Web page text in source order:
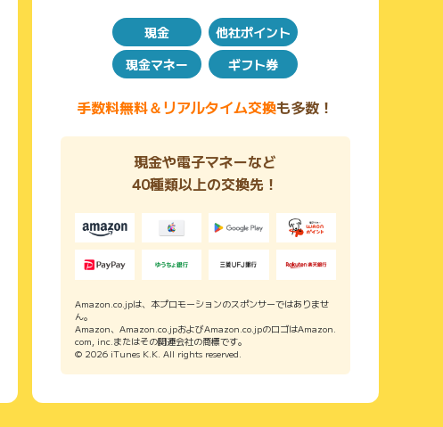
現金
他社ポイント
現金マネー
ギフト券
手数料無料＆リアルタイム交換も多数！
現金や電子マネーなど
40種類以上の交換先！
Amazon.co.jpは、本プロモーションのスポンサーではありませ
ん。
Amazon、Amazon.co.jpおよびAmazon.co.jpのロゴはAmazon.
com, inc.またはその関連会社の商標です。
© 2026 iTunes K.K. All rights reserved.